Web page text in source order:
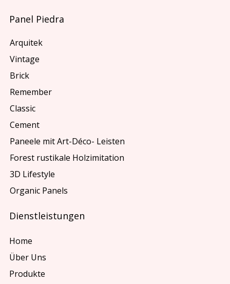
Panel Piedra
Arquitek
Vintage
Brick
Remember
Classic
Cement
Paneele mit Art-Déco- Leisten
Forest rustikale Holzimitation
3D Lifestyle
Organic Panels
Dienstleistungen
Home
Über Uns
Produkte